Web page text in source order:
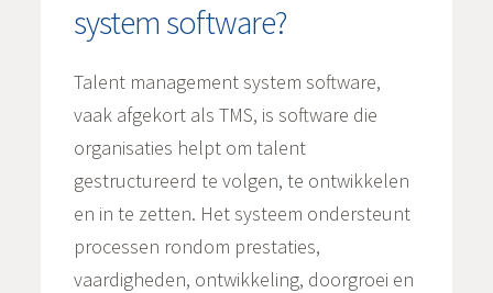
system software?
Talent management system software,
vaak afgekort als TMS, is software die
organisaties helpt om talent
gestructureerd te volgen, te ontwikkelen
en in te zetten. Het systeem ondersteunt
processen rondom prestaties,
vaardigheden, ontwikkeling, doorgroei en